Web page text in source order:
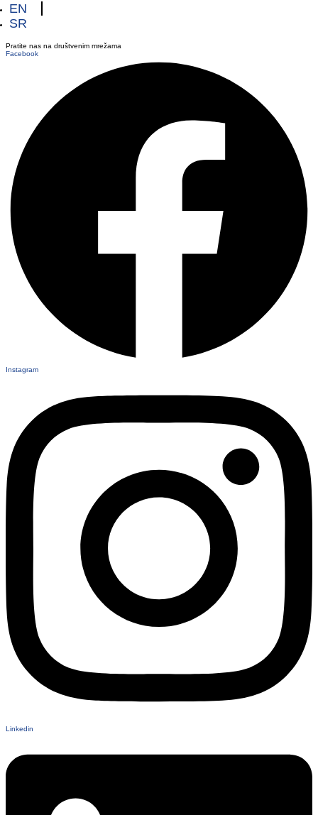
EN
SR
Pratite nas na društvenim mrežama
Facebook
Instagram
Linkedin